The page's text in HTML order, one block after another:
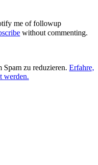
me of followup
without commenting.
Spam zu reduzieren. Erfahre,
werden.